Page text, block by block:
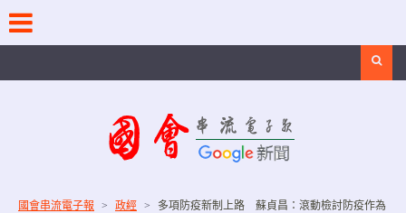
content
國會串流電子報 > 政經 >
多項防疫新制上路 蘇貞昌：滾動檢討防疫作為